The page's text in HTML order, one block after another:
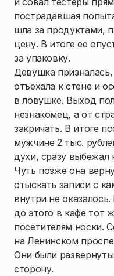
пострадавшая
шла за продуктами,
цену. В итоге ее
за упаковку.
Девушка призналась,
отъехала к стене и
в ловушке. Выход
незнакомец, а от
закричать. В итоге
мужчине 2 тыс.
духи, сразу выбежал
Чуть позже она
отыскать записи с
внутри не
до этого в кафе тот
посетителям носки.
на Ленинском
Они были
сторону.